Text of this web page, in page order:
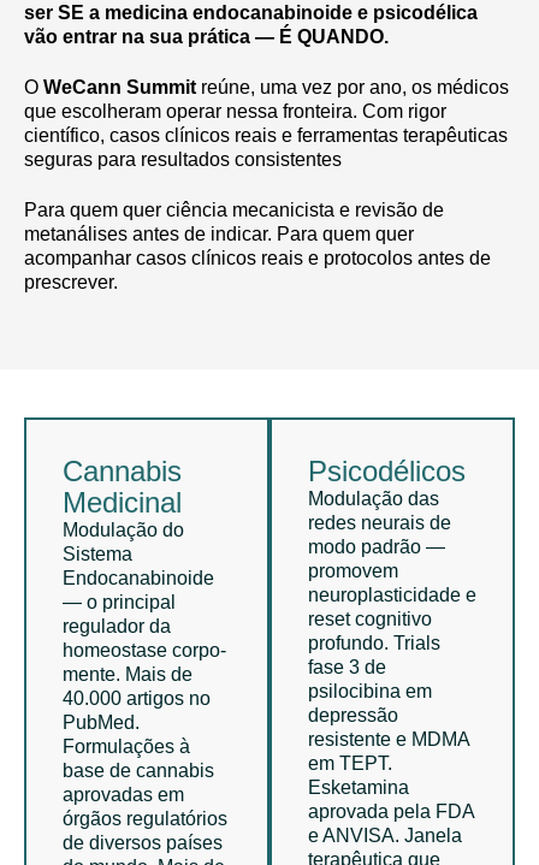
ser SE a medicina endocanabinoide e psicodélica
vão entrar na sua prática — É QUANDO.
O WeCann Summit reúne, uma vez por ano, os médicos
que escolheram operar nessa fronteira. Com rigor
científico, casos clínicos reais e ferramentas terapêuticas
seguras para resultados consistentes
Para quem quer ciência mecanicista e revisão de
metanálises antes de indicar. Para quem quer
acompanhar casos clínicos reais e protocolos antes de
prescrever.
Cannabis
Medicinal
Modulação do
Sistema
Endocanabinoide
— o principal
regulador da
homeostase corpo-
mente. Mais de
40.000 artigos no
PubMed.
Formulações à
base de cannabis
aprovadas em
órgãos regulatórios
de diversos países
Psicodélicos
Modulação das
redes neurais de
modo padrão —
promovem
neuroplasticidade e
reset cognitivo
profundo. Trials
fase 3 de
psilocibina em
depressão
resistente e MDMA
em TEPT.
Esketamina
aprovada pela FDA
e ANVISA. Janela
terapêutica que